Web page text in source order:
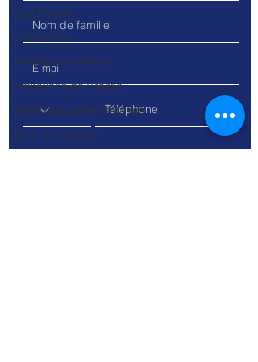
Good Move
Carburants
Amendes routières
Limitations de vitesse
Questions parlementaires
Sécurité routière